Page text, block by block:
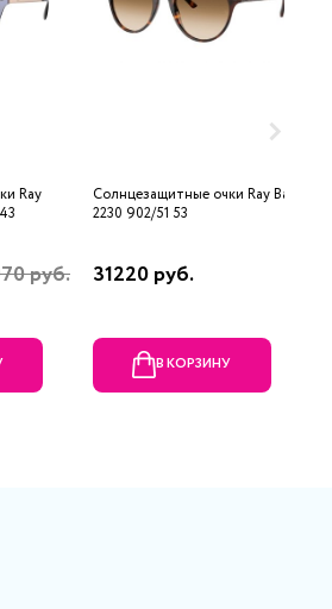
Ray
руб.
Солнцезащитные очки Ray Ban
2230 902/51 53
31220 руб.
В КОРЗИНУ